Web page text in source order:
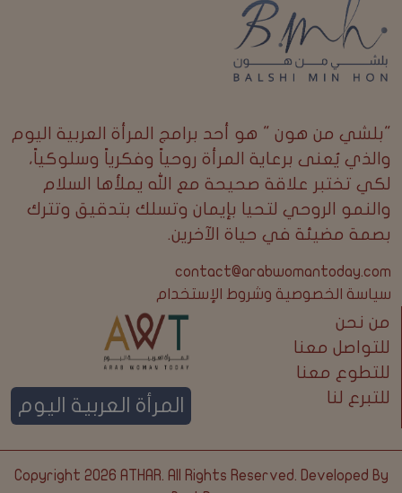
"بلشي من هون " هو أحد برامج المرأة العربية اليوم
والذي يُعنى برعاية المرأة روحياً وفكرياً وسلوكياً،
لكي تختبر علاقة صحيحة مع الله يملأها السلام
والنمو الروحي لتحيا بإيمان وتسلك بتدقيق وتترك
بصمة مضيئة في حياة الآخرين.
contact@arabwomantoday.com
سياسة الخصوصية وشروط الإستخدام
من نحن
للتواصل معنا
للتطوع معنا
للتبرع لنا
المرأة العربية اليوم
Copyright 2026 ATHAR. All Rights Reserved. Developed By